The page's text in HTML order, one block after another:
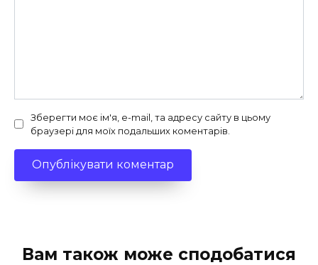
Зберегти моє ім'я, e-mail, та адресу сайту в цьому
браузері для моїх подальших коментарів.
Вам також може сподобатися